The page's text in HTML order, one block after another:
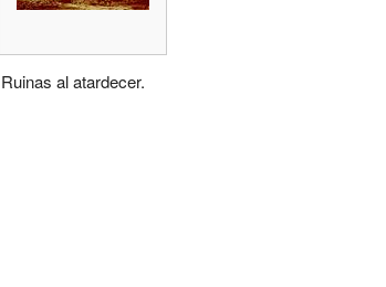
Ruinas al atardecer.